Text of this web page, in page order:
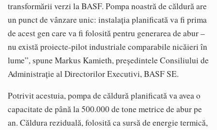
transformării verzi la BASF. Pompa noastră de căldură are
un punct de vânzare unic: instalația planificată va fi prima
de acest gen care va fi folosită pentru generarea de abur –
nu există proiecte-pilot industriale comparabile nicăieri în
lume”, spune Markus Kamieth, președintele Consiliului de
Administrație al Directorilor Executivi, BASF SE.
Potrivit acestuia, pompa de căldură planificată va avea o
capacitate de până la 500.000 de tone metrice de abur pe
an. Căldura reziduală, folosită ca sursă de energie termică,